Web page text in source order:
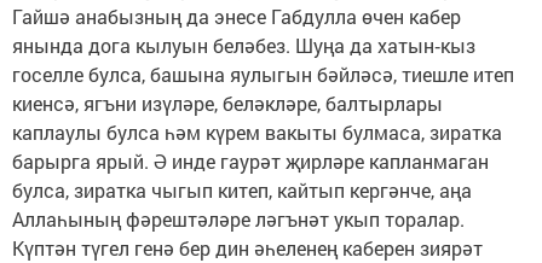
Гайшә анабызның да энесе Габдулла өчен кабер
янында дога кылуын беләбез. Шуңа да хатын‑кыз
госелле булса, башына яулыгын бәйләсә, тиешле итеп
киенсә, ягъни изүләре, беләкләре, балтырлары
каплаулы булса һәм күрем вакыты булмаса, зиратка
барырга ярый. Ә инде гаурәт җирләре капланмаган
булса, зиратка чыгып китеп, кайтып кергәнче, аңа
Аллаһының фәрештәләре ләгънәт укып торалар.
Күптән түгел генә бер дин әһеленең каберен зиярәт